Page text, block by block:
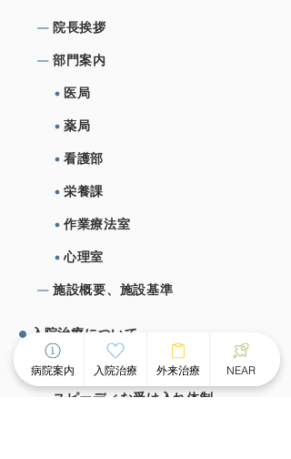
院⻑挨拶
部⾨案内
医局
薬局
看護部
栄養課
作業療法室
心理室
施設概要、施設基準
⼊院治療について
チーム医療による個別看護
スピーディな受け⼊れ体制
病院案内 入院治療 外来治療 NEAR